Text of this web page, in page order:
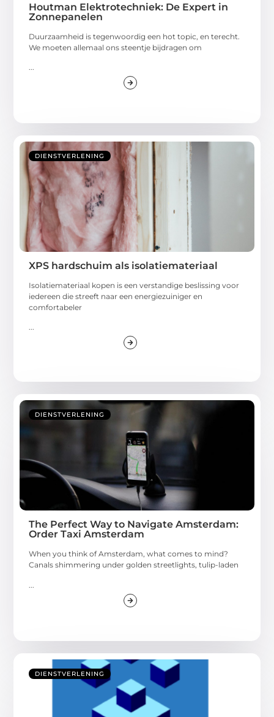
Houtman Elektrotechniek: De Expert in
Zonnepanelen
Duurzaamheid is tegenwoordig een hot topic, en terecht.
We moeten allemaal ons steentje bijdragen om
DIENSTVERLENING
XPS hardschuim als isolatiemateriaal
Isolatiemateriaal kopen is een verstandige beslissing voor
iedereen die streeft naar een energiezuiniger en
comfortabeler
...
DIENSTVERLENING
The Perfect Way to Navigate Amsterdam:
Order Taxi Amsterdam
When you think of Amsterdam, what comes to mind?
Canals shimmering under golden streetlights, tulip-laden
DIENSTVERLENING